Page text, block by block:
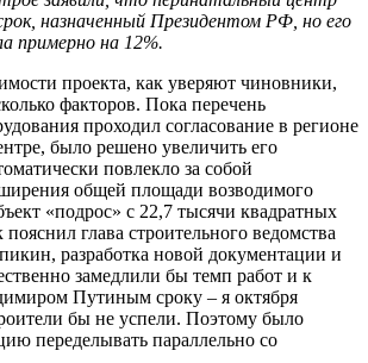
назначенный Президентом РФ, но его
примерно на 12%.
проекта, как уверяют чиновники,
факторов. Пока перечень
проходил согласование в регионе
было решено увеличить его
повлекло за собой
общей площади возводимого
«подрос» с 22,7 тысячи квадратных
глава строительного ведомства
разработка новой документации и
замедлили бы темп работ и к
Путиным сроку – я октября
бы не успели. Поэтому было
переделывать параллельно со